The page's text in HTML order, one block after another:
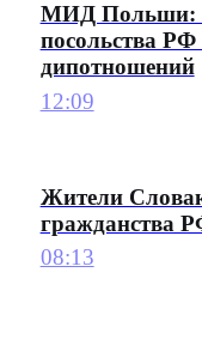
МИД Польши:
посольства
дипотношений
12:09
Жители
гражданства
08:13